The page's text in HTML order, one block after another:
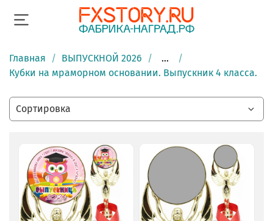
Главная ВЫПУСКНОЙ 2026
...
Кубки на мраморном основании. Выпускник 4 класса.